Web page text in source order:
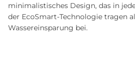
minimalistisches Design, das in
der EcoSmart-Technologie tragen
Wassereinsparung bei.